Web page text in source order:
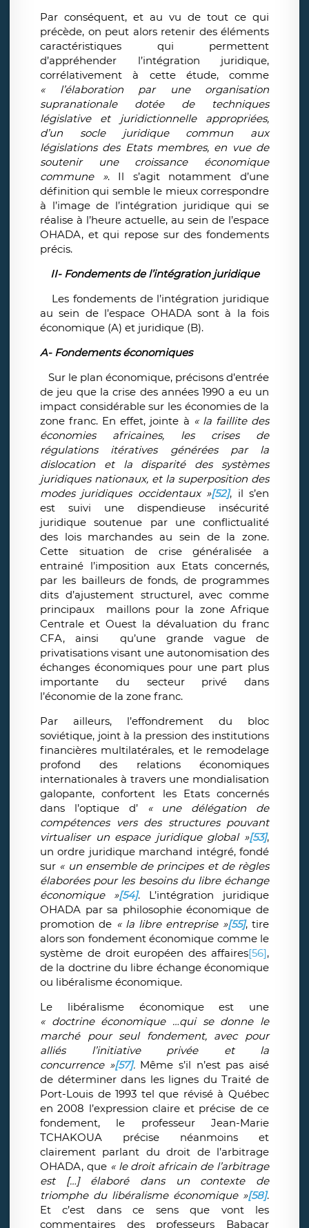
Par conséquent, et au vu de tout ce qui
précède, on peut alors retenir des éléments
caractéristiques qui permettent
d’appréhender l’intégration juridique,
corrélativement à cette étude, comme
«
l’élaboration par une organisation
supranationale dotée de techniques
législative et juridictionnelle appropriées,
d’un socle juridique commun aux
législations des Etats membres, en vue de
soutenir une croissance économique
commune ». Il s’agit notamment d’une
définition qui semble le mieux correspondre
à l’image de l’intégration juridique qui se
réalise à l’heure actuelle, au sein de l’espace
OHADA, et qui repose sur des fondements
précis.
II- Fondements de l’intégration juridique
Les fondements de l’intégration juridique
au sein de l’espace OHADA sont à la fois
économique (A) et juridique (B).
A- Fondements économiques
Sur le plan économique, précisons d’entrée
de jeu que la crise des années 1990 a eu un
impact considérable sur les économies de la
zone franc. En effet, jointe à « la faillite des
économies africaines, les crises de
régulations itératives générées par la
dislocation et la disparité des systèmes
juridiques nationaux, et la superposition des
modes juridiques occidentaux »[52], il s’en
est suivi une dispendieuse insécurité
juridique soutenue par une conflictualité
des lois marchandes au sein de la zone.
Cette situation de crise généralisée a
entrainé l’imposition aux Etats concernés,
par les bailleurs de fonds, de programmes
dits d’ajustement structurel, avec comme
principaux maillons pour la zone Afrique
Centrale et Ouest la dévaluation du franc
CFA, ainsi qu’une grande vague de
privatisations visant une autonomisation des
échanges économiques pour une part plus
importante du secteur privé dans
l’économie de la zone franc.
Par ailleurs, l’effondrement du bloc
soviétique, joint à la pression des institutions
financières multilatérales, et le remodelage
profond des relations économiques
internationales à travers une mondialisation
galopante, confortent les Etats concernés
dans l’optique d’
« une délégation de
compétences vers des structures pouvant
virtualiser un espace juridique global »[53],
un ordre juridique marchand intégré, fondé
sur « un ensemble de principes et de règles
élaborées pour les besoins du libre échange
économique »[54]. L’intégration juridique
OHADA par sa philosophie économique de
promotion de « la libre entreprise »[55], tire
alors son fondement économique comme le
système de droit européen des affaires[56],
de la doctrine du libre échange économique
ou libéralisme économique.
Le libéralisme économique est une
« doctrine économique …qui se donne le
marché pour seul fondement, avec pour
alliés l’initiative privée et la
concurrence »[57].Même s’il n’est pas aisé
de déterminer dans les lignes du Traité de
Port-Louis de 1993 tel que révisé à Québec
en 2008 l’expression claire et précise de ce
fondement, le professeur Jean-Marie
TCHAKOUA précise néanmoins et
clairement parlant du droit de l’arbitrage
OHADA, que « le droit africain de l’arbitrage
est […] élaboré dans un contexte de
triomphe du libéralisme économique »[58].
Et c’est dans ce sens que vont les
commentaires des professeurs Babacar